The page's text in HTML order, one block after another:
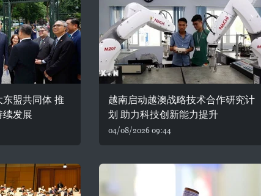
盟共同体 推
续发展
越南启动越澳战略技术合作研究计
划 助力科技创新能力提升
04/08/2026 09:44